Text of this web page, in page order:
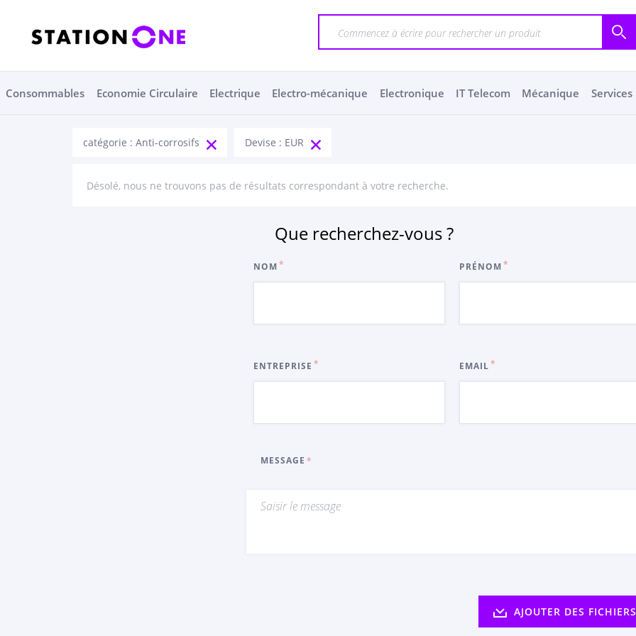
Consommables Economie Circulaire Electrique Electro-mécanique Electronique IT Telecom Mécanique Services
catégorie : Anti-corrosifs Devise : EUR
Désolé, nous ne trouvons pas de résultats correspondant à votre recherche.
Que recherchez-vous ?
NOM PRÉNOM
ENTREPRISE EMAIL
MESSAGE
AJOUTER DES FICHIERS